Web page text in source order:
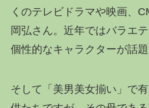
くのテレビドラマや映画、
岡弘さん。近年ではバラエ
個性的なキャラクターが話題
そして「美男美女揃い」で